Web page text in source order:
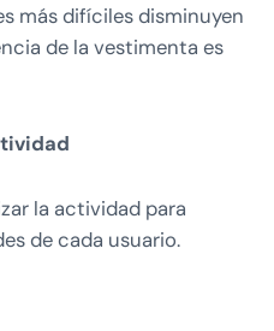
más difíciles disminuyen
de la vestimenta es
la actividad para
de cada usuario.